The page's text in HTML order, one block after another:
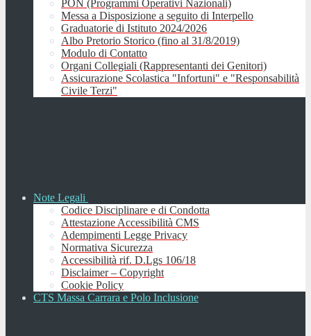
PON (Programmi Operativi Nazionali)
Messa a Disposizione a seguito di Interpello
Graduatorie di Istituto 2024/2026
Albo Pretorio Storico (fino al 31/8/2019)
Modulo di Contatto
Organi Collegiali (Rappresentanti dei Genitori)
Assicurazione Scolastica "Infortuni" e "Responsabilità
Civile Terzi"
Note Legali
Codice Disciplinare e di Condotta
Attestazione Accessibilità CMS
Adempimenti Legge Privacy
Normativa Sicurezza
Accessibilità rif. D.Lgs 106/18
Disclaimer – Copyright
Cookie Policy
CTS Massa Carrara e Polo Inclusione